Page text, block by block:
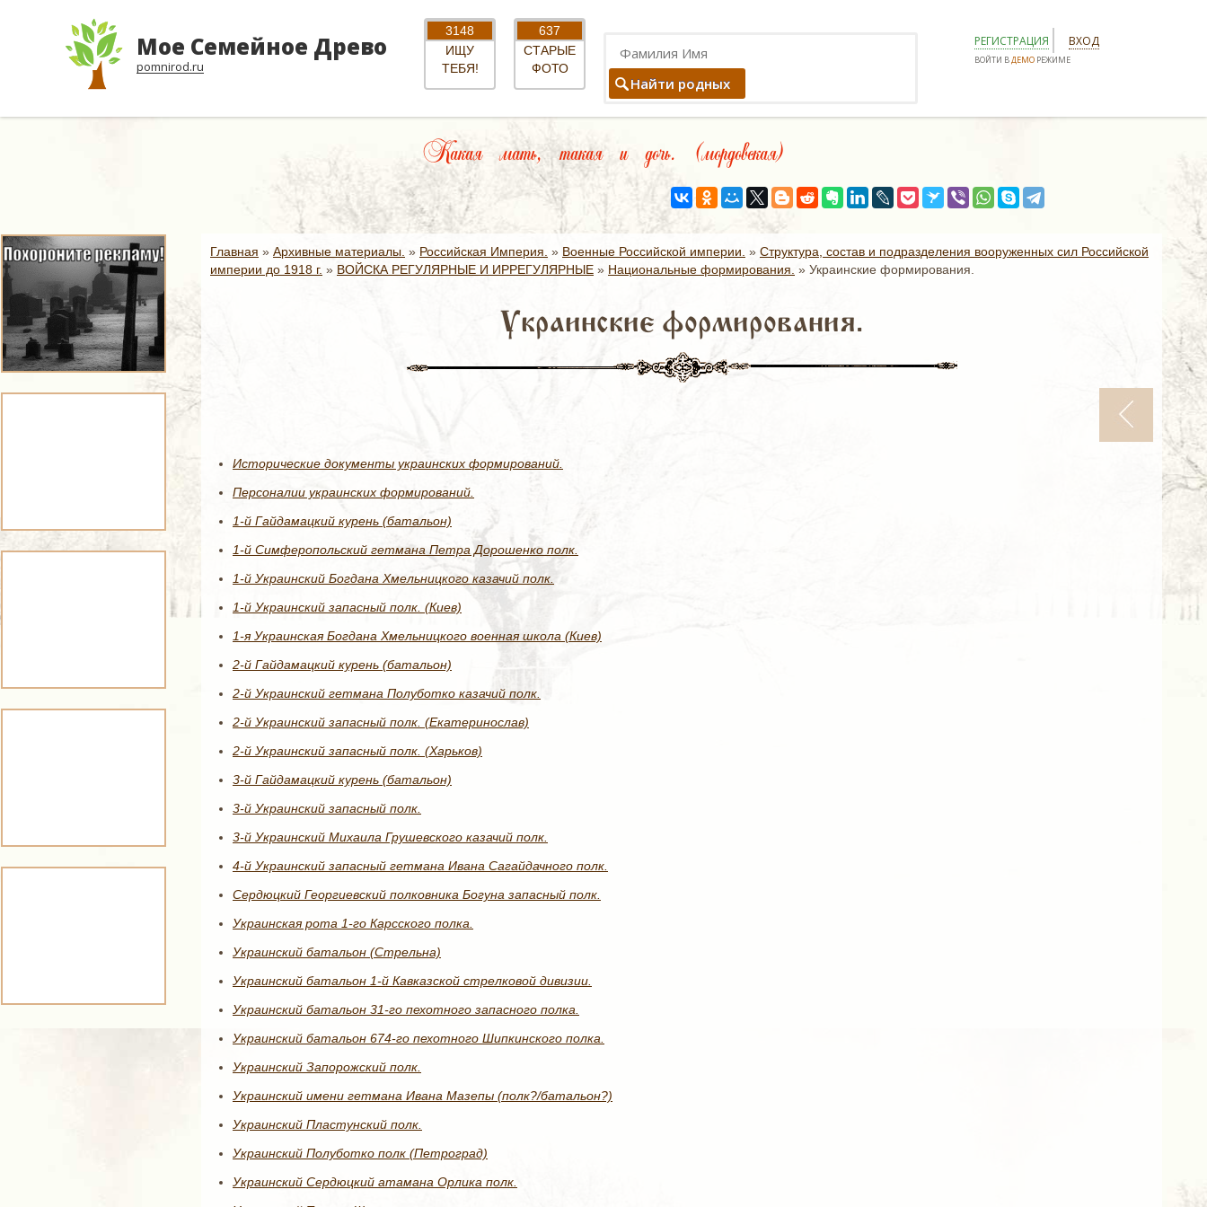
Мое Семейное Древо
pomnirod.ru
3148
ИЩУ
ТЕБЯ!
637
СТАРЫЕ
ФОТО
Найти родных
РЕГИСТРАЦИЯ ВХОД
ВОЙТИ ВДЕМО РЕЖИМЕ
Какая мать, такая и дочь. (мордовская)
Главная » Архивные материалы. » Российская Империя. » Военные Российской империи. » Структура, состав и подразделения вооруженных сил Российской
империи до 1918 г. » ВОЙСКА РЕГУЛЯРНЫЕ И ИРРЕГУЛЯРНЫЕ » Национальные формирования. » Украинские формирования.
Украинские формирования.
Исторические документы украинских формирований.
Персоналии украинских формирований.
1-й Гайдамацкий курень (батальон)
1-й Симферопольский гетмана Петра Дорошенко полк.
1-й Украинский Богдана Хмельницкого казачий полк.
1-й Украинский запасный полк. (Киев)
1-я Украинская Богдана Хмельницкого военная школа (Киев)
2-й Гайдамацкий курень (батальон)
2-й Украинский гетмана Полуботко казачий полк.
2-й Украинский запасный полк. (Екатеринослав)
2-й Украинский запасный полк. (Харьков)
3-й Гайдамацкий курень (батальон)
3-й Украинский запасный полк.
3-й Украинский Михаила Грушевского казачий полк.
4-й Украинский запасный гетмана Ивана Сагайдачного полк.
Сердюцкий Георгиевский полковника Богуна запасный полк.
Украинская рота 1-го Карсского полка.
Украинский батальон (Стрельна)
Украинский батальон 1-й Кавказской стрелковой дивизии.
Украинский батальон 31-го пехотного запасного полка.
Украинский батальон 674-го пехотного Шипкинского полка.
Украинский Запорожский полк.
Украинский имени гетмана Ивана Мазепы (полк?/батальон?)
Украинский Пластунский полк.
Украинский Полуботко полк (Петроград)
Украинский Сердюцкий атамана Орлика полк.